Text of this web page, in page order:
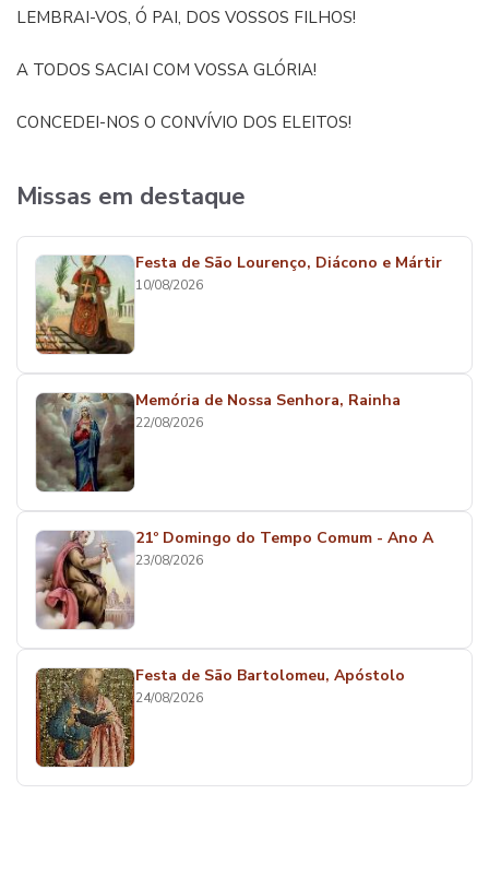
LEMBRAI-VOS, Ó PAI, DOS VOSSOS FILHOS!
A TODOS SACIAI COM VOSSA GLÓRIA!
CONCEDEI-NOS O CONVÍVIO DOS ELEITOS!
Missas em destaque
Festa de São Lourenço, Diácono e Mártir
10/08/2026
Memória de Nossa Senhora, Rainha
22/08/2026
21º Domingo do Tempo Comum - Ano A
23/08/2026
Festa de São Bartolomeu, Apóstolo
24/08/2026